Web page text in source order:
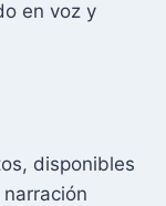
en voz y
disponibles